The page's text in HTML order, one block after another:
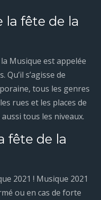
la fête de la
Musique est appelée
s’agisse de
tous les genres
rues et les places de
tous les niveaux.
fête de la
2021 ! Musique 2021
ou en cas de forte